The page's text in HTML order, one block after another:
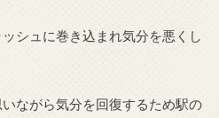
シュに巻き込まれ気分を悪くし
ながら気分を回復するため駅の